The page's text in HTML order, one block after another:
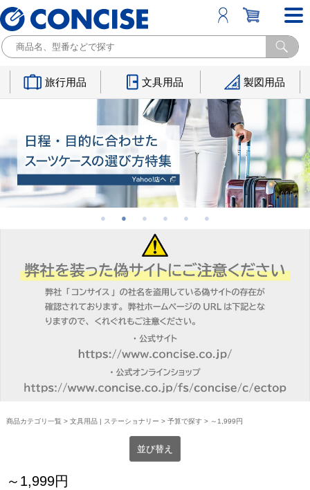
旅行用品 文具用品 製図用品
商品カテゴリ一覧 > 文具用品 | ステーショナリー > 予算で探す> ～1,999円
並び替え
～1,999円